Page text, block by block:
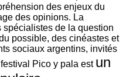
des enjeux du
des opinions. La
de la question
possible, des cinéastes et
sociaux argentins, invités
Pico y pala est un